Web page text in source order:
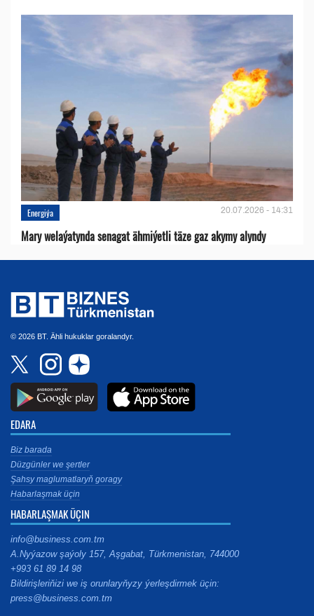
Energiýa 20.07.2026 - 14:31
Mary welaýatynda senagat ähmiýetli täze gaz akymy alyndy
© 2026 BT. Ähli hukuklar goralandyr.
EDARA
Biz barada
Düzgünler we şertler
Şahsy maglumatlaryň goragy
Habarlaşmak üçin
HABARLAŞMAK ÜÇIN
info@business.com.tm
A.Nyýazow şaýoly 157, Aşgabat, Türkmenistan, 744000
+993 61 89 14 98
Bildirişleriňizi we iş orunlaryňyzy ýerleşdirmek üçin:
press@business.com.tm